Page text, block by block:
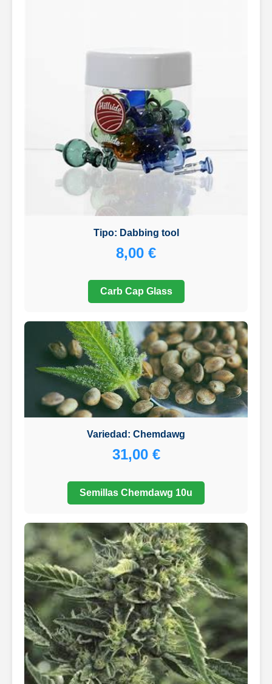
Tipo: Dabbing tool
8,00 €
Carb Cap Glass
Variedad: Chemdawg
31,00 €
Semillas Chemdawg 10u